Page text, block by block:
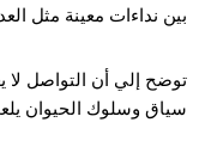
بين نداءات معينة مثل
توضح إلي أن التواصل لا
سياق وسلوك الحيوان